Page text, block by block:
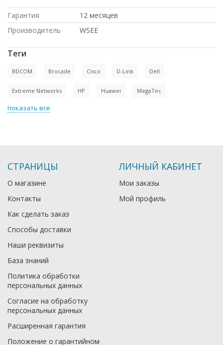
Гарантия
12 месяцев
Производитель
WSEE
Теги
BDCOM Brocade Cisco D-Link Dell
Extreme Networks HP Huawei MegaTec
показать все
СТРАНИЦЫ
О магазине
Контакты
Как сделать заказ
Способы доставки
Наши реквизиты
База знаний
Политика обработки
персональных данных
Согласие на обработку
персональных данных
Расширенная гарантия
Положение о гарантийном
ЛИЧНЫЙ КАБИНЕТ
Мои заказы
Мой профиль